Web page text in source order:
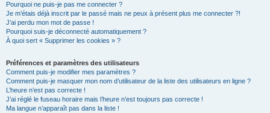
Pourquoi ne puis-je pas me connecter ?
Je m’étais déjà inscrit par le passé mais ne peux à présent plus me connecter ?!
J’ai perdu mon mot de passe !
Pourquoi suis-je déconnecté automatiquement ?
À quoi sert « Supprimer les cookies » ?
Préférences et paramètres des utilisateurs
Comment puis-je modifier mes paramètres ?
Comment puis-je masquer mon nom d’utilisateur de la liste des utilisateurs en ligne ?
L’heure n’est pas correcte !
J’ai réglé le fuseau horaire mais l’heure n’est toujours pas correcte !
Ma langue n’apparaît pas dans la liste !